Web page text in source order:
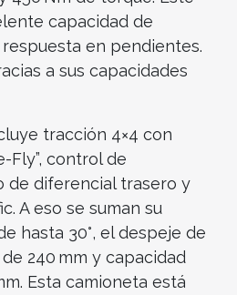
capacidad de
en pendientes.
a sus capacidades
tracción 4×4 con
Fly”, control de
de diferencial trasero y
A eso se suman su
hasta 30°, el despeje de
240 mm y capacidad
Esta camioneta está